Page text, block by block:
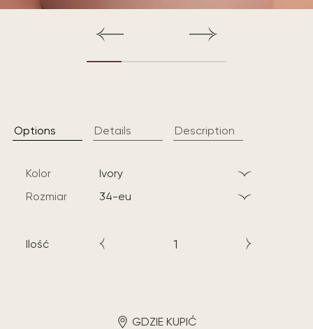
Options Details Description
Kolor
ivory
Rozmiar
34-eu
Ilość
GDZIE KUPIĆ